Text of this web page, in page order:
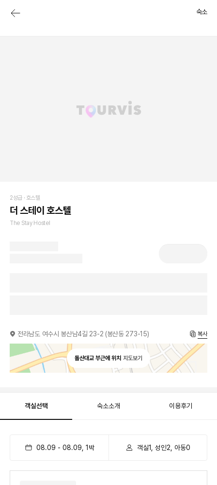
숙소
2성급 · 호스텔
더 스테이 호스텔
The Stay Hostel
전라남도 여수시 봉산남4길 23-2 (봉산동 273-15) 복사
돌산대교 부근에 위치 지도보기
객실선택 숙소소개 이용후기
08.09 - 08.09 1 박 객실1, 성인2, 아동0